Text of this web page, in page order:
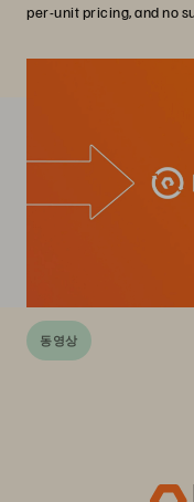
per-unit pricing, and no
동영상